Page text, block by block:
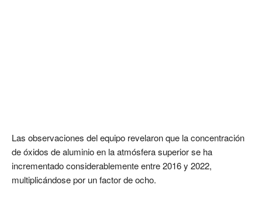
Las observaciones del equipo revelaron que la concentración
de óxidos de aluminio en la atmósfera superior se ha
incrementado considerablemente entre 2016 y 2022,
multiplicándose por un factor de ocho.